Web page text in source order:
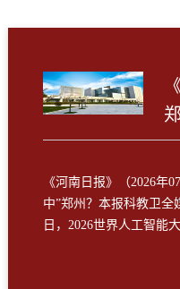
《河南日报》（2026年
中”郑州？本报科教卫全
日，2026世界人工智能